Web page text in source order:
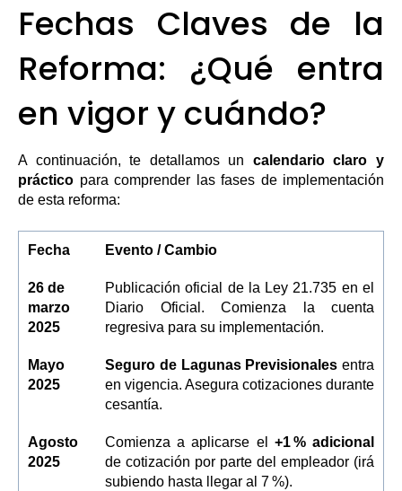
Fechas Claves de la
Reforma: ¿Qué entra
en vigor y cuándo?
A continuación, te detallamos un calendario claro y
práctico para comprender las fases de implementación
de esta reforma:
Fecha Evento / Cambio
26 de
marzo
2025
Publicación oficial de la Ley 21.735 en el
Diario Oficial. Comienza la cuenta
regresiva para su implementación.
Mayo
2025
Seguro de Lagunas Previsionales entra
en vigencia. Asegura cotizaciones durante
cesantía.
Agosto
2025
Comienza a aplicarse el +1 % adicional
de cotización por parte del empleador (irá
subiendo hasta llegar al 7 %).